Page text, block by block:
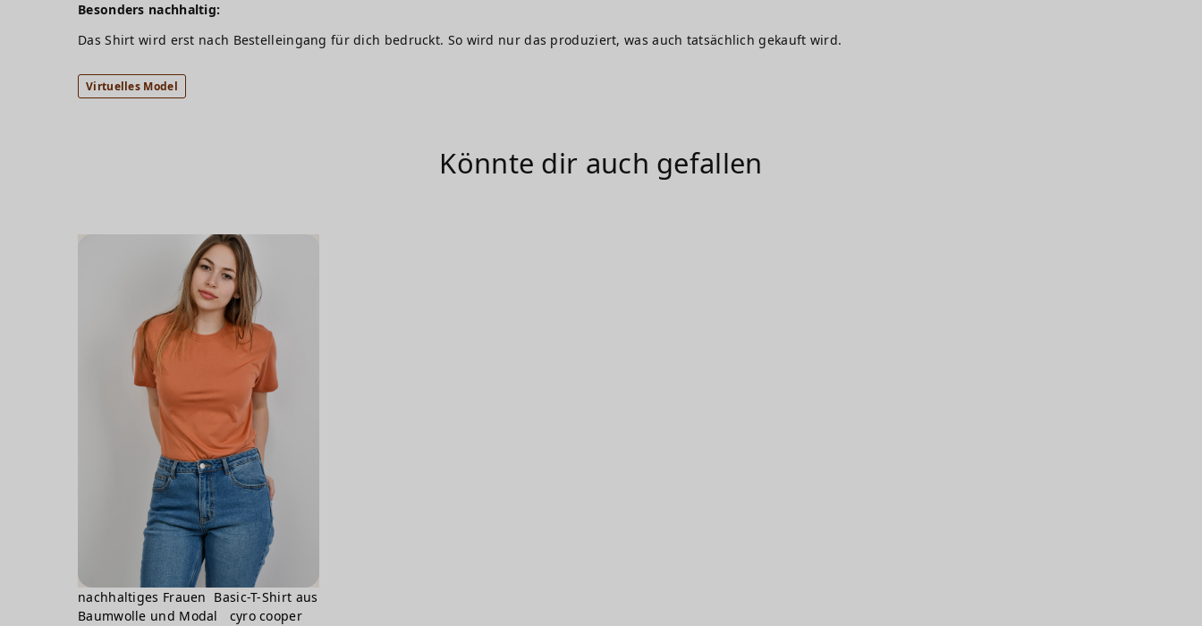
Besonders nachhaltig:
Das Shirt wird erst nach Bestelleingang für dich bedruckt. So wird nur das produziert, was auch tatsächlich gekauft wird.
Virtuelles Model
Könnte dir auch gefallen
nachhaltiges Frauen Basic-T-Shirt aus
Baumwolle und Modal cyro cooper